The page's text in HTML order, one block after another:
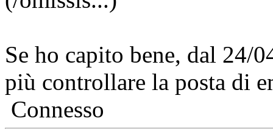
Se ho capito bene, dal 24/
più controllare la posta di
Connesso